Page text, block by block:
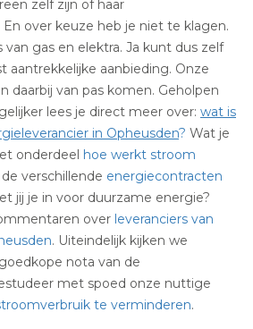
zelf zijn of haar
over keuze heb je niet te klagen.
van gas en elektra. Ja kunt dus zelf
aantrekkelijke aanbieding. Onze
daarbij van pas komen. Geholpen
lees je direct meer over: wat is
in Opheusden? Wat je
onderdeel hoe werkt stroom
verschillende energiecontracten
jij je in voor duurzame energie?
over leveranciers van
. Uiteindelijk kijken we
nota van de
met spoed onze nuttige
te verminderen.